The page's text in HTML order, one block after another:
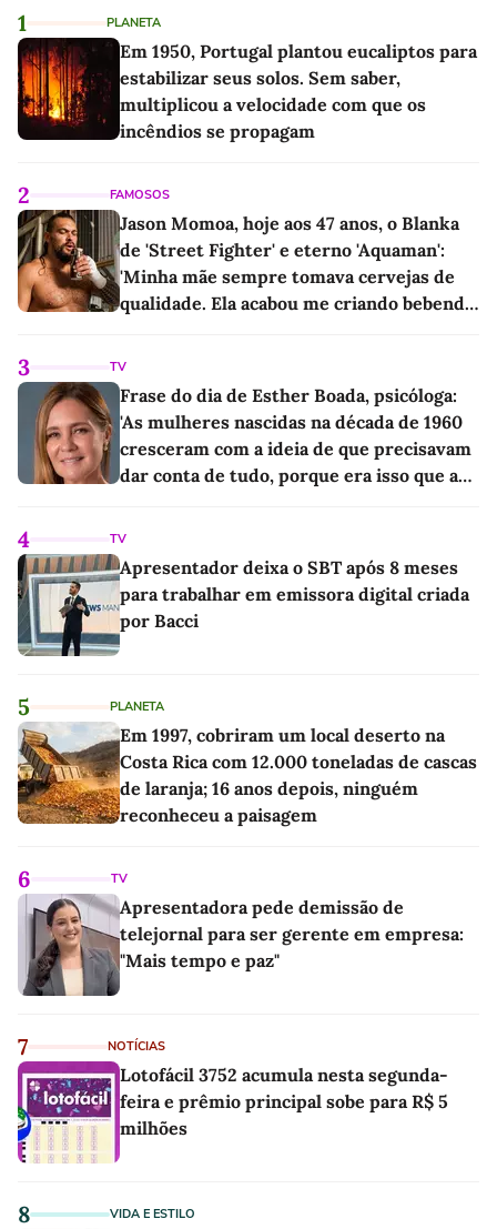
1 PLANETA
Em 1950, Portugal plantou eucaliptos para
estabilizar seus solos. Sem saber,
multiplicou a velocidade com que os
incêndios se propagam
2 FAMOSOS
Jason Momoa, hoje aos 47 anos, o Blanka
de 'Street Fighter' e eterno 'Aquaman':
'Minha mãe sempre tomava cervejas de
qualidade. Ela acabou me criando bebendo
3 TV
Frase do dia de Esther Boada, psicóloga:
'As mulheres nascidas na década de 1960
cresceram com a ideia de que precisavam
dar conta de tudo, porque era isso que a
4 TV
Apresentador deixa o SBT após 8 meses
para trabalhar em emissora digital criada
por Bacci
5 PLANETA
Em 1997, cobriram um local deserto na
Costa Rica com 12.000 toneladas de cascas
de laranja; 16 anos depois, ninguém
reconheceu a paisagem
6 TV
Apresentadora pede demissão de
telejornal para ser gerente em empresa:
"Mais tempo e paz"
7 NOTÍCIAS
Lotofácil 3752 acumula nesta segunda-
feira e prêmio principal sobe para R$ 5
milhões
8 VIDA E ESTILO